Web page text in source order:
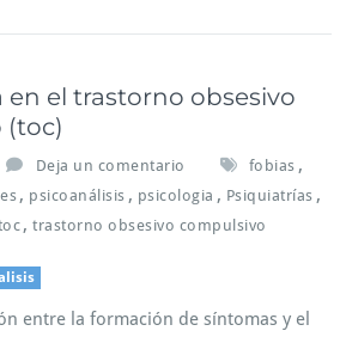
en el trastorno obsesivo
(toc)
Deja un comentario fobias ,
, psicoanálisis , psicologia , Psiquiatrías ,
, trastorno obsesivo compulsivo
entre la formación de síntomas y el